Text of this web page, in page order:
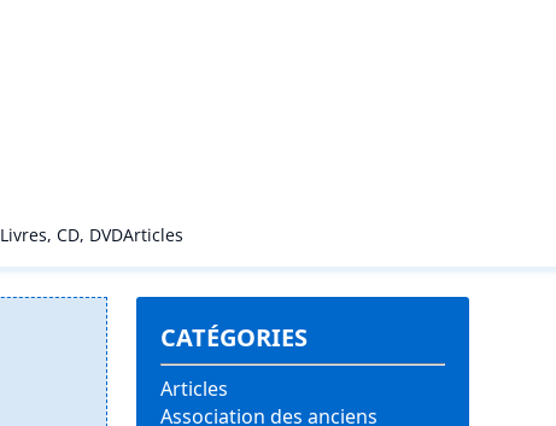
Livres, CD, DVDArticles
CATÉGORIES
Articles
Association des anciens